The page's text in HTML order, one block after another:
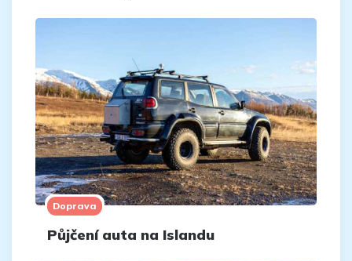
Doprava
Půjčení auta na Islandu